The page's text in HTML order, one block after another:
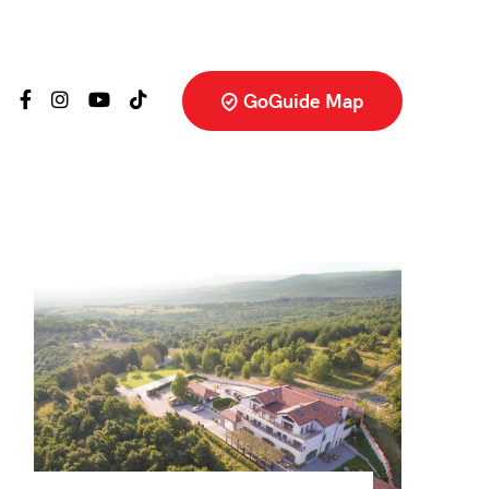
GoGuide Map